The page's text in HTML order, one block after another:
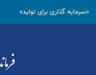
«سرمایه گذاری برای تولید»